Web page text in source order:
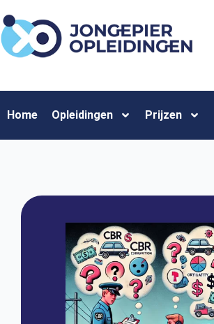
Home Opleidingen Prijzen